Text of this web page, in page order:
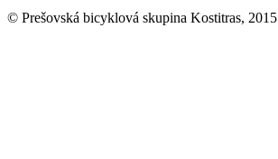
© Prešovská bicyklová skupina Kostitras, 2015